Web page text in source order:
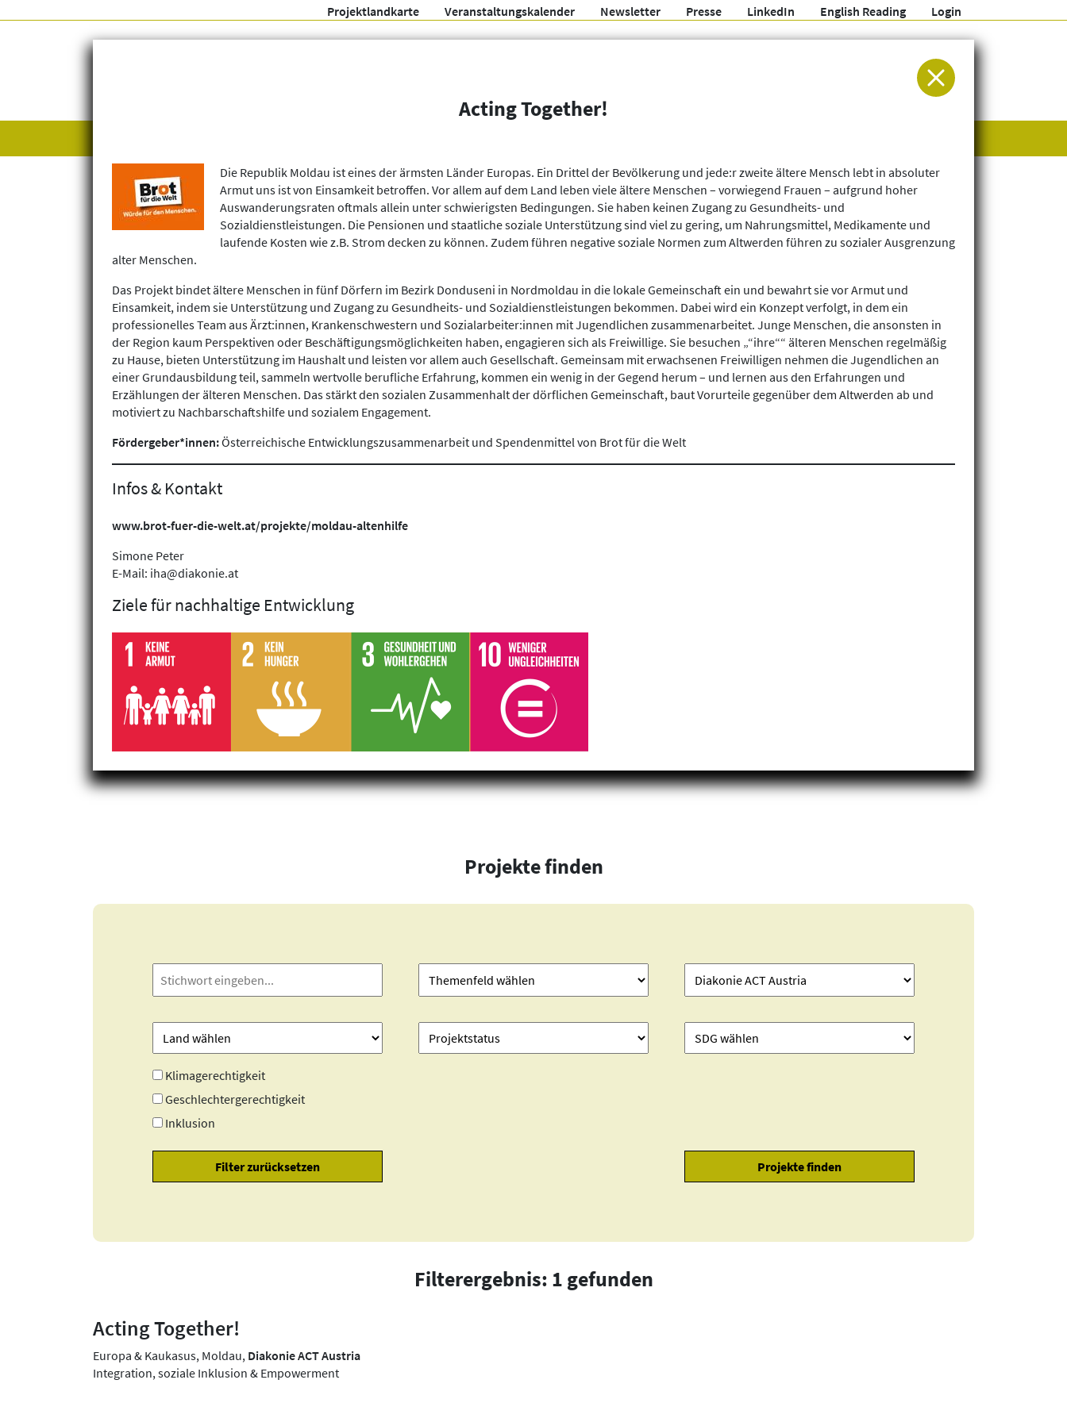
Projektlandkarte Veranstaltungskalender Newsletter Presse LinkedIn English Reading Login
Arbeitsgemeinschaft für Entwicklung und Humanitäre Hilfe
Projekte finden
Klimagerechtigkeit
Geschlechtergerechtigkeit
Inklusion
Filterergebnis: 1 gefunden
Acting Together!
Europa & Kaukasus, Moldau, Diakonie ACT Austria
Integration, soziale Inklusion & Empowerment
Acting Together!
Die Republik Moldau ist eines der ärmsten Länder Europas. Ein Drittel der Bevölkerung und jede:r zweite ältere Mensch lebt in absoluter
Armut uns ist von Einsamkeit betroffen. Vor allem auf dem Land leben viele ältere Menschen – vorwiegend Frauen – aufgrund hoher
Auswanderungsraten oftmals allein unter schwierigsten Bedingungen. Sie haben keinen Zugang zu Gesundheits- und
Sozialdienstleistungen. Die Pensionen und staatliche soziale Unterstützung sind viel zu gering, um Nahrungsmittel, Medikamente und
laufende Kosten wie z.B. Strom decken zu können. Zudem führen negative soziale Normen zum Altwerden führen zu sozialer Ausgrenzung
alter Menschen.
Das Projekt bindet ältere Menschen in fünf Dörfern im Bezirk Donduseni in Nordmoldau in die lokale Gemeinschaft ein und bewahrt sie vor Armut und
Einsamkeit, indem sie Unterstützung und Zugang zu Gesundheits- und Sozialdienstleistungen bekommen. Dabei wird ein Konzept verfolgt, in dem ein
professionelles Team aus Ärzt:innen, Krankenschwestern und Sozialarbeiter:innen mit Jugendlichen zusammenarbeitet. Junge Menschen, die ansonsten in
der Region kaum Perspektiven oder Beschäftigungsmöglichkeiten haben, engagieren sich als Freiwillige. Sie besuchen „“ihre““ älteren Menschen regelmäßig
zu Hause, bieten Unterstützung im Haushalt und leisten vor allem auch Gesellschaft. Gemeinsam mit erwachsenen Freiwilligen nehmen die Jugendlichen an
einer Grundausbildung teil, sammeln wertvolle berufliche Erfahrung, kommen ein wenig in der Gegend herum – und lernen aus den Erfahrungen und
Erzählungen der älteren Menschen. Das stärkt den sozialen Zusammenhalt der dörflichen Gemeinschaft, baut Vorurteile gegenüber dem Altwerden ab und
motiviert zu Nachbarschaftshilfe und sozialem Engagement.
Fördergeber*innen:Österreichische Entwicklungszusammenarbeit und Spendenmittel von Brot für die Welt
Infos & Kontakt
www.brot-fuer-die-welt.at/projekte/moldau-altenhilfe
Simone Peter
E-Mail: iha@diakonie.at
Ziele für nachhaltige Entwicklung